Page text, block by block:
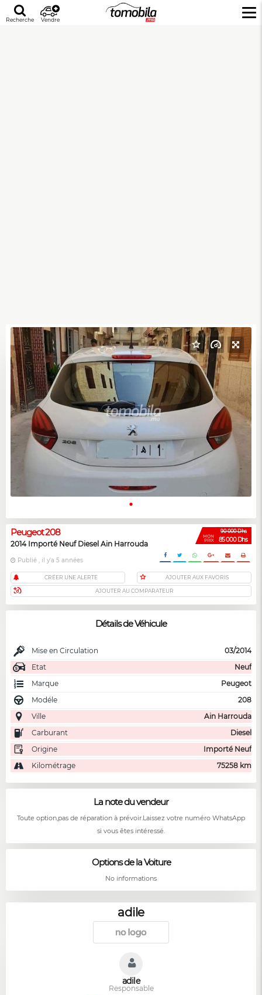
Recherche Vendre
90 000 Dhs
MON
PRIX 85 000 Dhs
Peugeot 208
2014 Importé Neuf Diesel Ain Harrouda
Publié , il y'a 5 années
CRÉER UNE ALERTE AJOUTER AUX FAVORIS
AJOUTER AU COMPARATEUR
Détails de Véhicule
Mise en Circulation
03/2014
Etat
Neuf
Marque
Peugeot
Modéle
208
Ville
Ain Harrouda
Carburant
Diesel
Origine
Importé Neuf
Kilométrage
75258 km
La note du vendeur
Toute option,pas de réparation à prévoir.Laissez votre numéro WhatsApp
si vous êtes intéressé.
Options de la Voiture
No informations
adile
adile
Responsable